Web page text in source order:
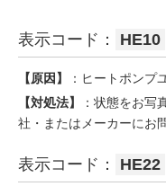
表示コード： HE10
【原因】
：ヒートポンプ
【対処法】
：状態をお写
社・またはメーカーにお
表示コード： HE22